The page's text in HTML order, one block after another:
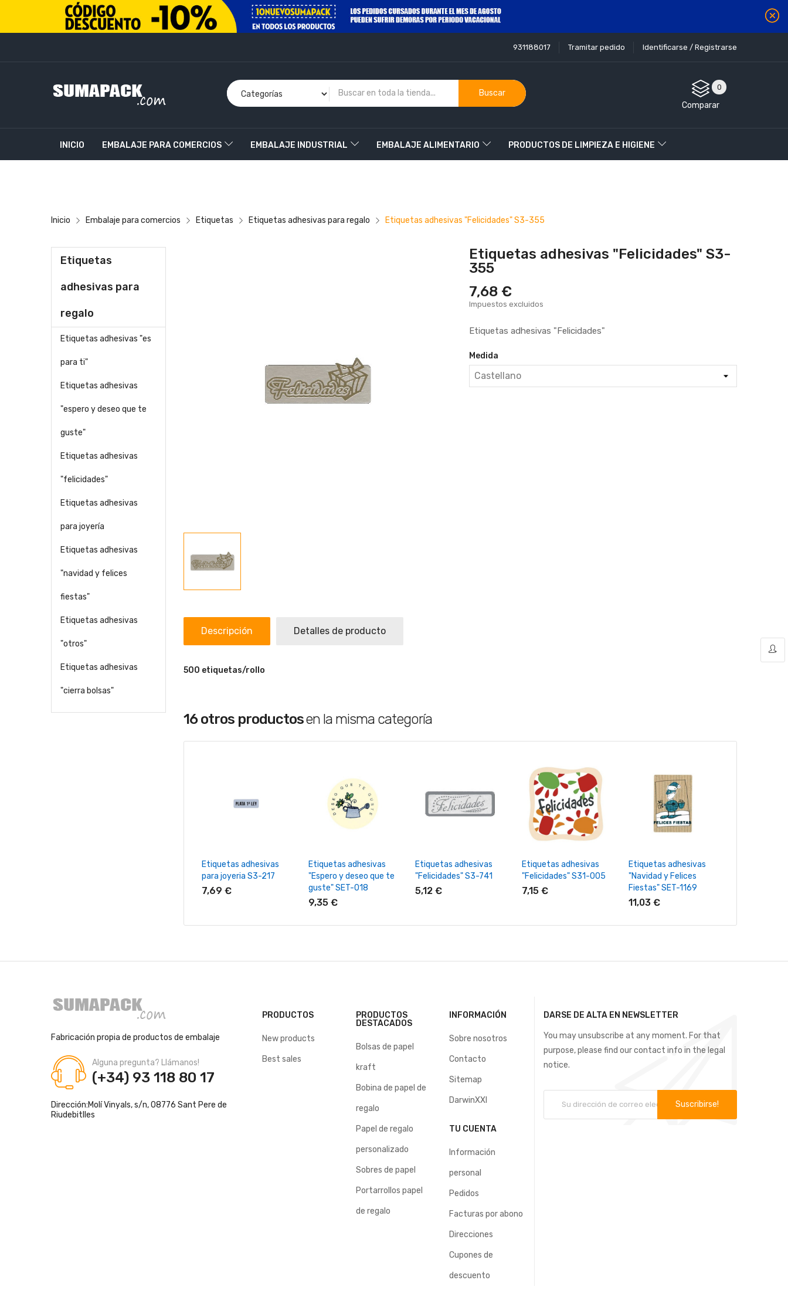
Identificarse / Registrarse
Tramitar pedido
931188017
Buscar
0
Comparar
INICIO EMBALAJE PARA COMERCIOS EMBALAJE INDUSTRIAL EMBALAJE ALIMENTARIO PRODUCTOS DE LIMPIEZA E HIGIENE
Inicio Embalaje para comercios Etiquetas Etiquetas adhesivas para regalo Etiquetas adhesivas "Felicidades" S3-355
Etiquetas
adhesivas para
regalo
Etiquetas adhesivas "es
para ti"
Etiquetas adhesivas
"espero y deseo que te
guste"
Etiquetas adhesivas
"felicidades"
Etiquetas adhesivas
para joyería
Etiquetas adhesivas
"navidad y felices
fiestas"
Etiquetas adhesivas
"otros"
Etiquetas adhesivas
"cierra bolsas"
Etiquetas adhesivas "Felicidades" S3-
355
7,68 €
Impuestos excluidos
Etiquetas adhesivas "Felicidades"
Medida
Descripción Detalles de producto
500 etiquetas/rollo
16 otros productosen la misma categoría
+ Añadir Al Carrito
Etiquetas adhesivas
para joyeria S3-217
7,69 €
+ Añadir Al Carrito
Etiquetas adhesivas
"Espero y deseo que te
guste" SET-018
9,35 €
+ Añadir Al Carrito
Etiquetas adhesivas
"Felicidades" S3-741
5,12 €
+ Añadir Al Carrito
Etiquetas adhesivas
"Felicidades" S31-005
7,15 €
+ Añadir Al Carrito
Etiquetas adhesivas
"Navidad y Felices
Fiestas" SET-1169
11,03 €
Fabricación propia de productos de embalaje
Alguna pregunta? Llámanos!
(+34) 93 118 80 17
Dirección:Molí Vinyals, s/n, 08776 Sant Pere de
Riudebitlles
PRODUCTOS
New products
Best sales
PRODUCTOS
DESTACADOS
Bolsas de papel
kraft
Bobina de papel de
regalo
Papel de regalo
personalizado
Sobres de papel
Portarrollos papel
de regalo
INFORMACIÓN
Sobre nosotros
Contacto
Sitemap
DarwinXXI
TU CUENTA
Información
personal
Pedidos
Facturas por abono
Direcciones
Cupones de
descuento
DARSE DE ALTA EN NEWSLETTER
You may unsubscribe at any moment. For that
purpose, please find our contact info in the legal
notice.